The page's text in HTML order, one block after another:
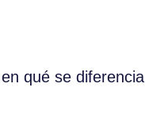
qué se